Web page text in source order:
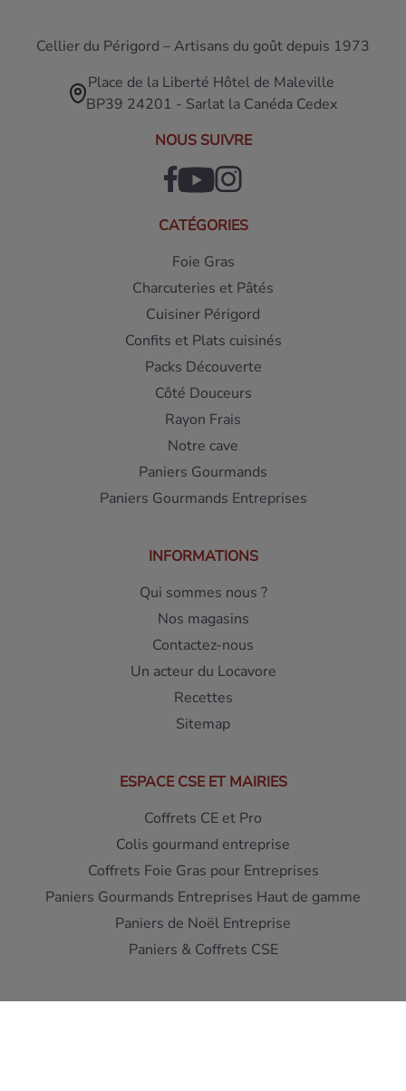
Cellier du Périgord – Artisans du goût depuis 1973
Place de la Liberté Hôtel de Maleville
BP39 24201 - Sarlat la Canéda Cedex
NOUS SUIVRE
CATÉGORIES
Foie Gras
Charcuteries et Pâtés
Cuisiner Périgord
Confits et Plats cuisinés
Packs Découverte
Côté Douceurs
Rayon Frais
Notre cave
Paniers Gourmands
Paniers Gourmands Entreprises
INFORMATIONS
Qui sommes nous ?
Nos magasins
Contactez-nous
Un acteur du Locavore
Recettes
Sitemap
ESPACE CSE ET MAIRIES
Coffrets CE et Pro
Colis gourmand entreprise
Coffrets Foie Gras pour Entreprises
Paniers Gourmands Entreprises Haut de gamme
Paniers de Noël Entreprise
Paniers & Coffrets CSE
Interdiction de vente de boissons alcooliques aux mineurs